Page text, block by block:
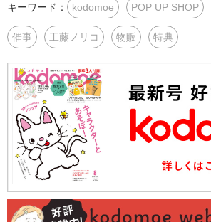
キーワード： kodomoe POP UP SHOP
催事 工藤ノリコ 物販 特典